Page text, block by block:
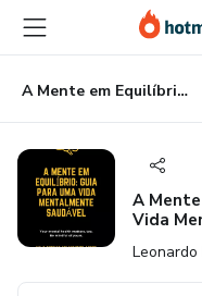
para
conteúdo
principal
para
pagamento
para
rodapé
A Mente em Equilíbrio: Guia para uma Vida Mentalmente Saudável
A
Vida